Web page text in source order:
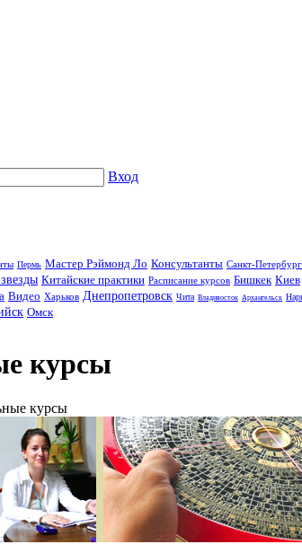
Вход
Пермь Мастер Рэймонд Ло Консультанты Санкт-Петербург
Китайские практики Расписание курсов Бишкек Киев
Видео Харьков Днепропетровск Чита Владивосток Архангельск
Омск
курсы
курсы